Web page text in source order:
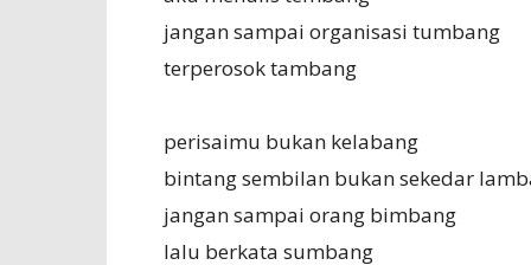
jangan sampai organisasi tumbang
terperosok tambang
perisaimu bukan kelabang
bintang sembilan bukan sekedar
jangan sampai orang bimbang
lalu berkata sumbang